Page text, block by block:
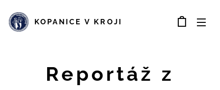
KOPANICE V KROJI
Reportáž z